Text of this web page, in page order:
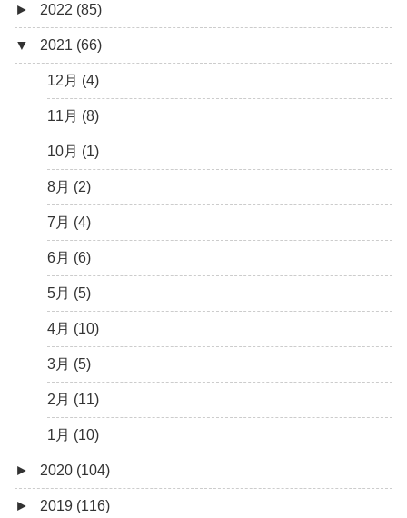
7月 (1)
5月 (2)
4月 (3)
3月 (1)
9月 (1)
8月 (1)
7月 (8)
6月 (5)
5月 (7)
4月 (9)
3月 (15)
2月 (6)
1月 (10)
► 2022 (85)
12月 (3)
10月 (1)
9月 (4)
8月 (5)
7月 (5)
6月 (8)
5月 (13)
4月 (12)
3月 (13)
2月 (14)
1月 (7)
▼ 2021 (66)
12月 (4)
11月 (8)
10月 (1)
8月 (2)
7月 (4)
6月 (6)
5月 (5)
4月 (10)
3月 (5)
2月 (11)
1月 (10)
► 2020 (104)
12月 (7)
► 2019 (116)